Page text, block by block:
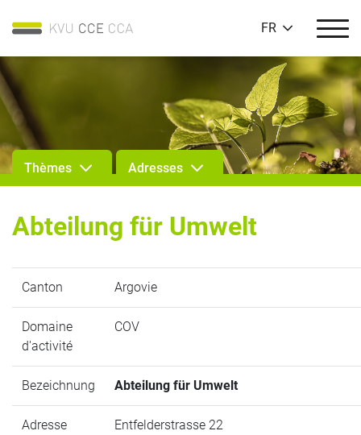
FR
Thèmes Adresses
Abteilung für Umwelt
Canton Argovie
Domaine
d'activité
COV
Bezeichnung Abteilung für Umwelt
Adresse Entfelderstrasse 22